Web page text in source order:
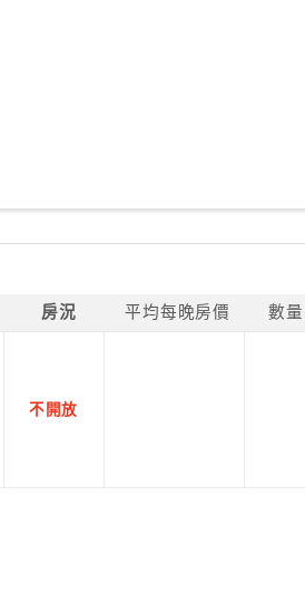
房況 平均每晚房價 數量
不開放